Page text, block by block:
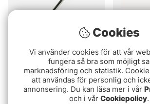
Huggkrok 19-90 cm
teleskopisk
BFT
28cm,
Coated
259 kr
Cookies
Vi använder cookies för att vår
fungera så bra som möjligt
marknadsföring och statistik.
att användas för personlig och
annonsering. Du kan läsa mer i vår
och i vår Cookiepolicy.